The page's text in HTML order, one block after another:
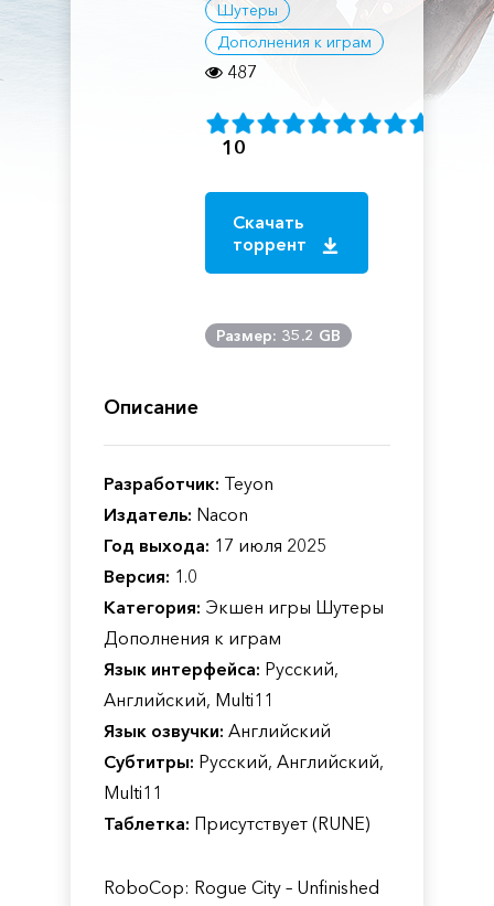
Шутеры
Дополнения к играм
487
10
Скачать
торрент
Размер: 35.2 GB
Описание
Разработчик: Teyon
Издатель: Nacon
Год выхода: 17 июля 2025
Версия: 1.0
Категория: Экшен игры Шутеры
Дополнения к играм
Язык интерфейса: Русский,
Английский, Multi11
Язык озвучки: Английский
Субтитры: Русский, Английский,
Multi11
Таблетка: Присутствует (RUNE)
RoboCop: Rogue City – Unfinished